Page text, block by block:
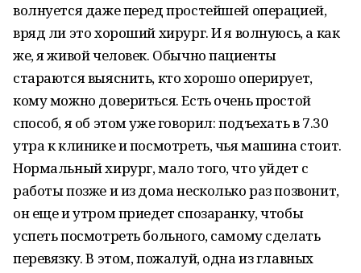
волнуется даже перед простейшей операцией,
вряд ли это хороший хирург. И я волнуюсь, а как
же, я живой человек. Обычно пациенты
стараются выяснить, кто хорошо оперирует,
кому можно довериться. Есть очень простой
способ, я об этом уже говорил: подъехать в 7.30
утра к клинике и посмотреть, чья машина стоит.
Нормальный хирург, мало того, что уйдет с
работы позже и из дома несколько раз позвонит,
он еще и утром приедет спозаранку, чтобы
успеть посмотреть больного, самому сделать
перевязку. В этом, пожалуй, одна из главных